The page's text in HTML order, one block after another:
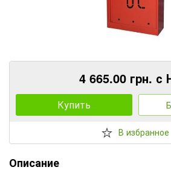
4 665.00 грн. с
Купить
В избранное
Описание